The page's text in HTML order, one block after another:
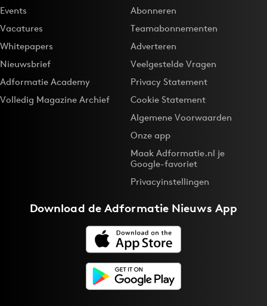
Events
Vacatures
Whitepapers
Nieuwsbrief
Adformatie Academy
Volledig Magazine Archief
Abonneren
Teamabonnementen
Adverteren
Veelgestelde Vragen
Privacy Statement
Cookie Statement
Algemene Voorwaarden
Onze app
Maak Adformatie.nl je
Google-favoriet
Privacyinstellingen
Download deAdformatie Nieuws App